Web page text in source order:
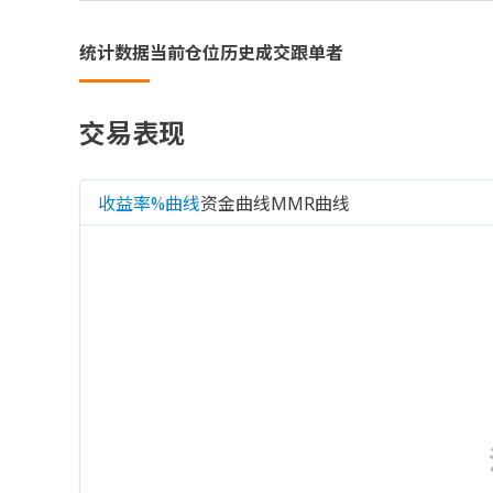
统计数据当前仓位历史成交跟单者
交易表现
收益率%曲线资金曲线MMR曲线